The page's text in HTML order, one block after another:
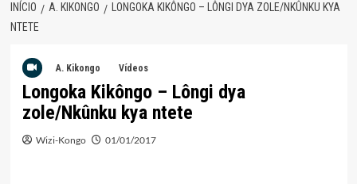
INÍCIO A. KIKONGO
LONGOKA KIKÔNGO – LÔNGI DYA ZOLE/NKÛNKU KYA
NTETE
A. Kikongo Vídeos
Longoka Kikôngo – Lôngi dya
zole/Nkûnku kya ntete
Wizi-Kongo 01/01/2017